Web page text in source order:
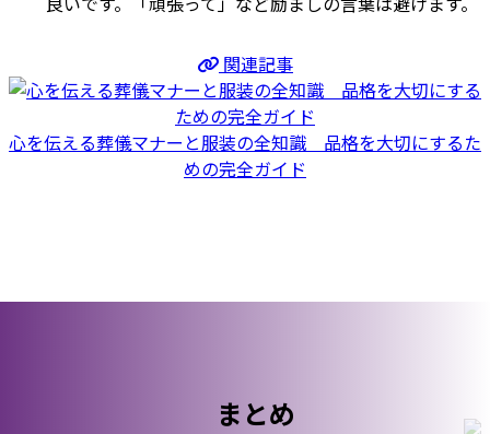
関連記事
心を伝える葬儀マナーと服装の全知識 品格を大切にするた
めの完全ガイド
まとめ